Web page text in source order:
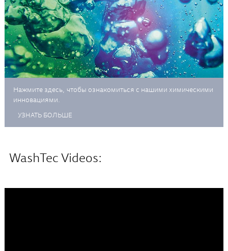
Нажмите здесь, чтобы ознакомиться с нашими химическими
инновациями.
УЗНАТЬ БОЛЬШЕ
WashTec Videos: